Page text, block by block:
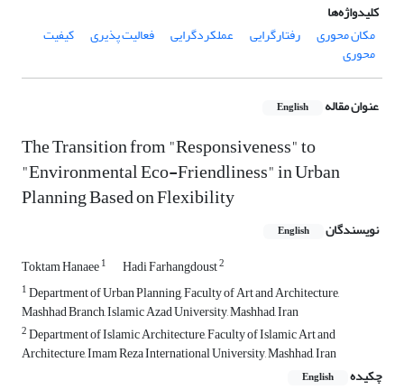
کلیدواژه‌ها
مکان محوری
رفتارگرایی عملکردگرایی فعالیت پذیری کیفیت
محوری
عنوان مقاله English
The Transition from "Responsiveness" to
"Environmental Eco-Friendliness" in Urban
Planning Based on Flexibility
نویسندگان English
Toktam Hanaee1 Hadi Farhangdoust2
1Department of Urban Planning, Faculty of Art and Architecture,
Mashhad Branch, Islamic Azad University, Mashhad, Iran
2Department of Islamic Architecture, Faculty of Islamic Art and
Architecture, Imam Reza International University, Mashhad, Iran
چکیده
English